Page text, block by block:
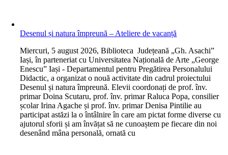
Desenul și natura împreună – Ateliere de vacanță
Miercuri, 5 august 2026, Biblioteca Județeană „Gh. Asachi”
Iași, în parteneriat cu Universitatea Națională de Arte „George
Enescu” Iași - Departamentul pentru Pregătirea Personalului
Didactic, a organizat o nouă activitate din cadrul proiectului
Desenul și natura împreună. Elevii coordonați de prof. înv.
primar Doina Scutaru, prof. înv. primar Raluca Popa, consilier
școlar Irina Agache și prof. înv. primar Denisa Pintilie au
participat astăzi la o întâlnire în care am pictat forme diverse cu
ajutorul sforii și am învățat să ne cunoaștem pe fiecare din noi
desenând mâna personală, ornată cu